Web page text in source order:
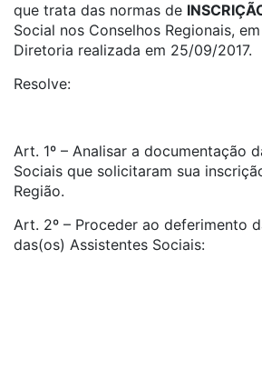
que trata das normas de
Social nos Conselhos Regionais,
Diretoria realizada em 25/09/2017.
Resolve:
Art. 1º – Analisar a documentação
Sociais que solicitaram sua
Região.
Art. 2º – Proceder ao deferimento
das(os) Assistentes Sociais: